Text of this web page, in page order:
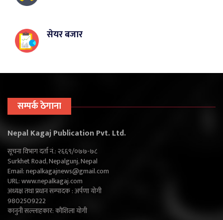
सेयर बजार
सम्पर्क ठेगाना
Nepal Kagaj Publication Pvt. Ltd.
सूचना विभाग दर्ता नं.: २६६९/०७७-७८
Surkhet Road, Nepalgunj, Nepal
Email:nepalkagajnews@gmail.com
URL: www.nepalkagaj.com
अध्यक्ष तथा प्रधान सम्पादक : अर्पणा योगी
9802509222
कानुनी सल्लाहकार: कौशिला योगी